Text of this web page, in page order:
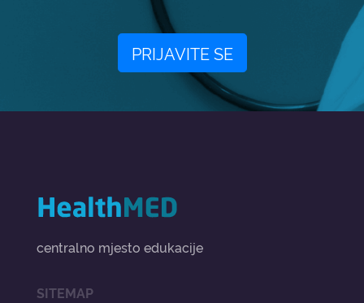
PRIJAVITE SE
centralno mjesto edukacije
SITEMAP